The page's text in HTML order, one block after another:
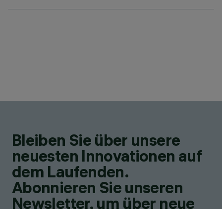
Bleiben Sie über unsere
neuesten Innovationen auf
dem Laufenden.
Abonnieren Sie unseren
Newsletter, um über neue